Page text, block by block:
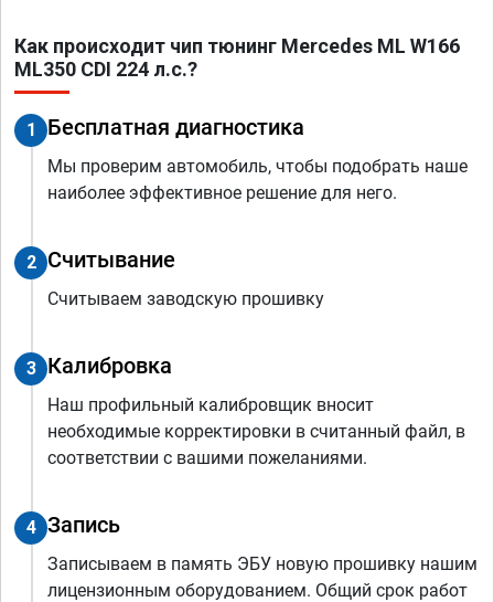
Как происходит чип тюнинг Mercedes ML W166
ML350 CDI 224 л.с.?
1 Бесплатная диагностика
Мы проверим автомобиль, чтобы подобрать наше
наиболее эффективное решение для него.
2 Считывание
Считываем заводскую прошивку
3 Калибровка
Наш профильный калибровщик вносит
необходимые корректировки в считанный файл, в
соответствии с вашими пожеланиями.
4 Запись
Записываем в память ЭБУ новую прошивку нашим
лицензионным оборудованием. Общий срок работ